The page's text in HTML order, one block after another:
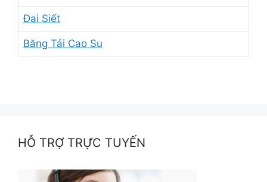
Đai Siết
Băng Tải Cao Su
HỖ TRỢ TRỰC TUYẾN